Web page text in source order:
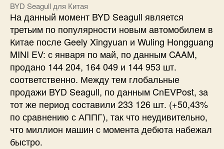
BYD Seagull для Китая
На данный момент BYD Seagull является
третьим по популярности новым автомобилем в
Китае после Geely Xingyuan и Wuling Hongguang
MINI EV: с января по май, по данным CAAM,
продано 144 204, 164 049 и 144 953 шт.
соответственно. Между тем глобальные
продажи BYD Seagull, по данным CnEVPost, за
тот же период составили 233 126 шт. (+50,43%
по сравнению с АППГ), так что неудивительно,
что миллион машин с момента дебюта набежал
быстро.